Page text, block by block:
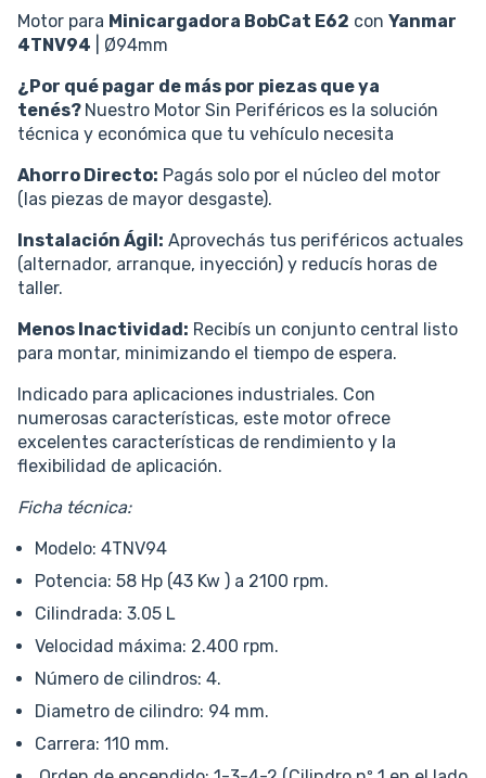
Motor para Minicargadora BobCat E62 con Yanmar
4TNV94 | Ø94mm
¿Por qué pagar de más por piezas que ya
tenés? Nuestro Motor Sin Periféricos es la solución
técnica y económica que tu vehículo necesita
Ahorro Directo: Pagás solo por el núcleo del motor
(las piezas de mayor desgaste).
Instalación Ágil: Aprovechás tus periféricos actuales
(alternador, arranque, inyección) y reducís horas de
taller.
Menos Inactividad: Recibís un conjunto central listo
para montar, minimizando el tiempo de espera.
Indicado para aplicaciones industriales. Con
numerosas características, este motor ofrece
excelentes características de rendimiento y la
flexibilidad de aplicación.
Ficha técnica:
Modelo: 4TNV94
Potencia: 58 Hp (43 Kw ) a 2100 rpm.
Cilindrada: 3.05 L
Velocidad máxima: 2.400 rpm.
Número de cilindros: 4.
Diametro de cilindro: 94 mm.
Carrera: 110 mm.